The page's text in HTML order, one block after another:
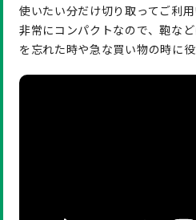
使いたい分だけ切り取ってご利用
非常にコンパクトなので、鞄な
を忘れた時や急な買い物の時に役